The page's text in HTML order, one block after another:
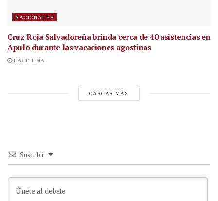
NACIONALES
Cruz Roja Salvadoreña brinda cerca de 40 asistencias en
Apulo durante las vacaciones agostinas
HACE 1 DÍA
CARGAR MÁS
Suscribir